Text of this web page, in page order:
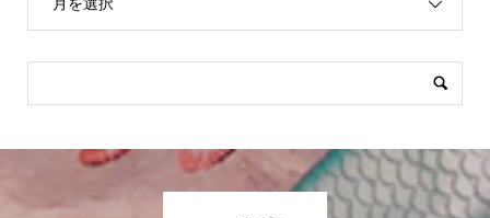
月を選択